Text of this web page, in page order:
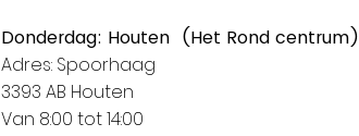
Donderdag: Houten (Het Rond centrum)
Adres: Spoorhaag
3393 AB Houten
Van 8:00 tot 14:00